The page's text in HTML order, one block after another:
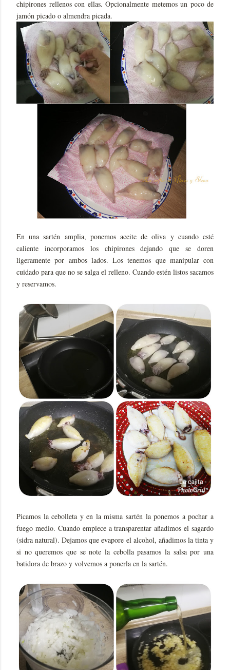
chipirones rellenos con ellas. Opcionalmente metemos un poco de
jamón picado o almendra picada.
En una sartén amplia, ponemos aceite de oliva y cuando esté
caliente incorporamos los chipirones dejando que se doren
ligeramente por ambos lados. Los tenemos que manipular con
cuidado para que no se salga el relleno. Cuando estén listos sacamos
y reservamos.
Picamos la cebolleta y en la misma sartén la ponemos a pochar a
fuego medio. Cuando empiece a transparentar añadimos el sagardo
(sidra natural). Dejamos que evapore el alcohol, añadimos la tinta y
si no queremos que se note la cebolla pasamos la salsa por una
batidora de brazo y volvemos a ponerla en la sartén.